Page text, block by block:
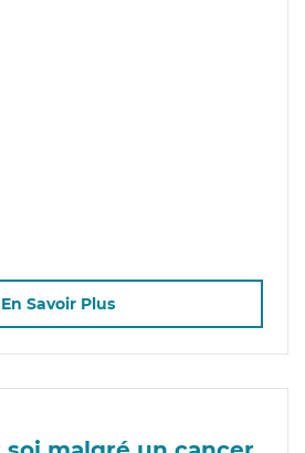
En Savoir Plus